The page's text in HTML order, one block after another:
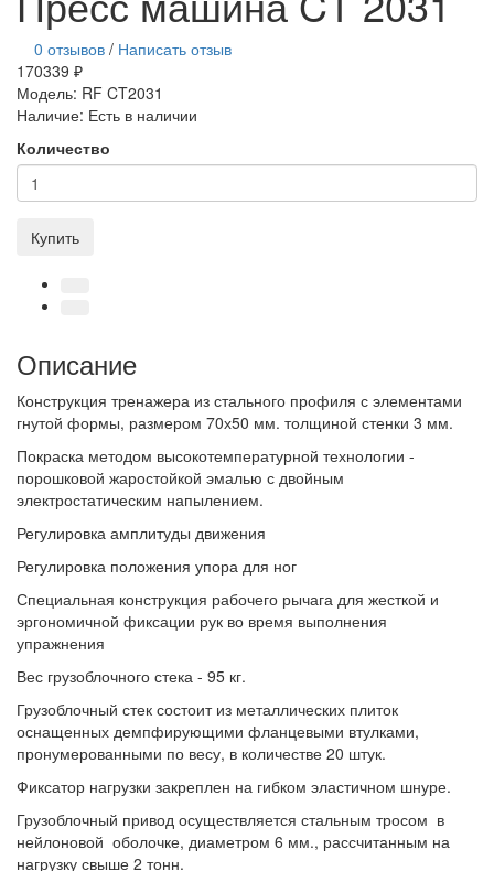
0 отзывов / Написать отзыв
170339 ₽
Модель: RF CT2031
Наличие: Есть в наличии
Количество
Купить
Описание
Конструкция тренажера из стального профиля с элементами
гнутой формы, размером 70х50 мм. толщиной стенки 3 мм.
Покраска методом высокотемпературной технологии -
порошковой жаростойкой эмалью с двойным
электростатическим напылением.
Регулировка амплитуды движения
Регулировка положения упора для ног
Специальная конструкция рабочего рычага для жесткой и
эргономичной фиксации рук во время выполнения
упражнения
Вес грузоблочного стека - 95 кг.
Грузоблочный стек состоит из металлических плиток
оснащенных демпфирующими фланцевыми втулками,
пронумерованными по весу, в количестве 20 штук.
Фиксатор нагрузки закреплен на гибком эластичном шнуре.
Грузоблочный привод осуществляется стальным тросом в
нейлоновой оболочке, диаметром 6 мм., рассчитанным на
нагрузку свыше 2 тонн.